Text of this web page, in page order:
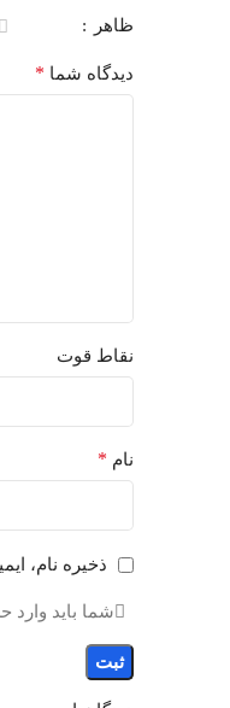
ظاهر
دیدگاه شما *
نقاط قوت
نام *
ذخیره نام،
شما باید وارد